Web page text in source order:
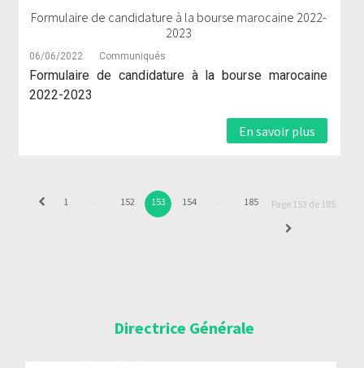
Formulaire de candidature à la bourse marocaine 2022-
2023
06/06/2022 Communiqués
Formulaire de candidature à la bourse marocaine
2022-2023
En savoir plus
Page 153 de 185.
1 … 152 153 154 … 185
Directrice Générale